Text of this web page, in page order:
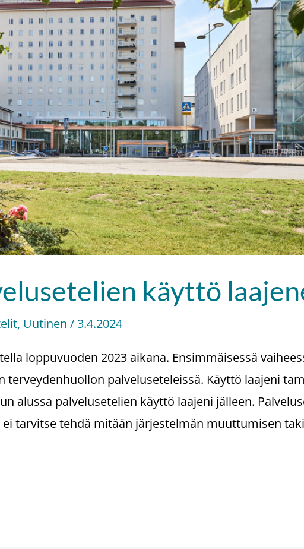
käyttö
, Uutinen /3.4.2024
loppuvuoden 2023 aikana. Ensimmäisessä
palveluseteleissä. Käyttö laajeni
alussa palvelusetelien käyttö laajeni jälleen.
tarvitse tehdä mitään järjestelmän muuttumisen